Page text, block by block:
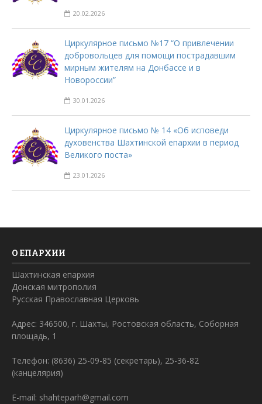
20.02.2026
Циркулярное письмо №17 “О привлечении
добровольцев для помощи пострадавшим
мирным жителям на Донбассе и в
Новороссии”
30.01.2026
Циркулярное письмо № 14 «Об исповеди
духовенства Шахтинской епархии в период
Великого поста»
23.01.2026
О ЕПАРХИИ
Шахтинская епархия
Донская митрополия
Русская Православная Церковь
Адрес: 346500, г. Шахты, Ростовская область, Соборная
площадь, 1
Телефон: (8636) 25-09-85 (секретарь), 25-36-82
(канцелярия)
E-mail: shahteparh@gmail.com